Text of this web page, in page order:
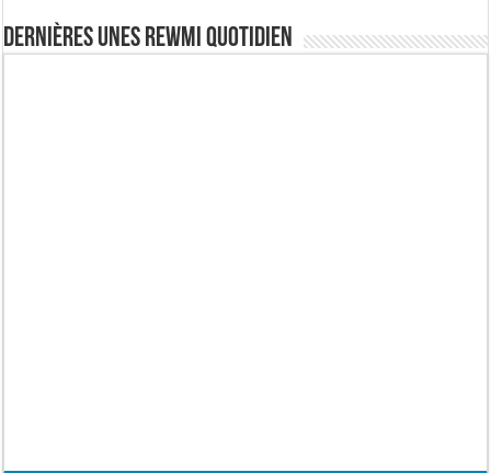
Dernières Unes Rewmi Quotidien